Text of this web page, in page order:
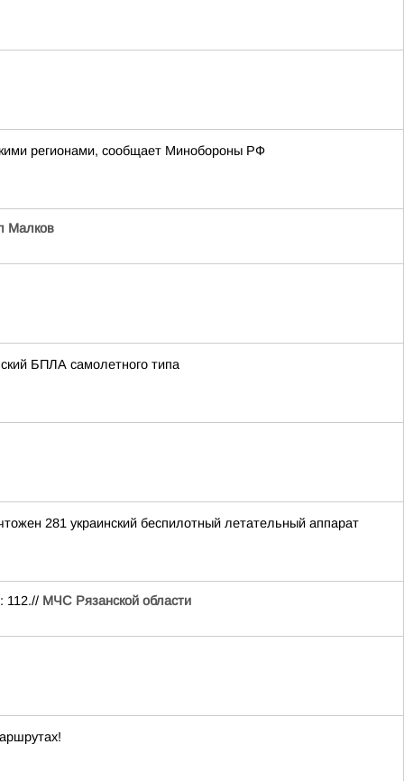
регионами, сообщает Минобороны РФ
Малков
БПЛА самолетного типа
281 украинский беспилотный летательный аппарат
112.// МЧС Рязанской области